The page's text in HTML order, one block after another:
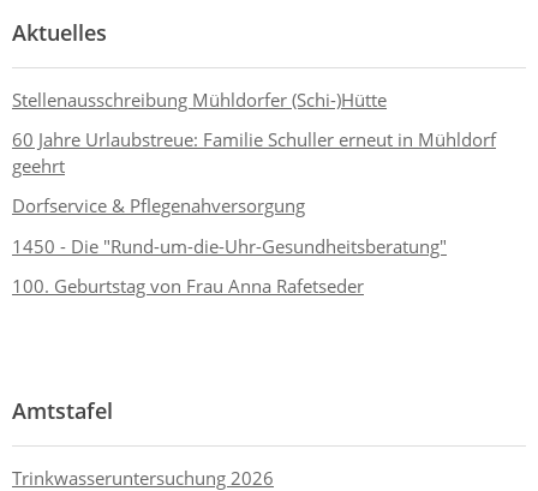
Aktuelles
Stellenausschreibung Mühldorfer (Schi-)Hütte
60 Jahre Urlaubstreue: Familie Schuller erneut in Mühldorf
geehrt
Dorfservice & Pflegenahversorgung
1450 - Die "Rund-um-die-Uhr-Gesundheitsberatung"
100. Geburtstag von Frau Anna Rafetseder
Amtstafel
Trinkwasseruntersuchung 2026